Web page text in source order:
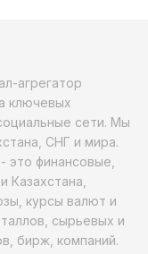
агрегатор
ключевых
сети. Мы
СНГ и мира.
это финансовые,
Казахстана,
курсы валют и
сырьевых и
бирж, компаний.